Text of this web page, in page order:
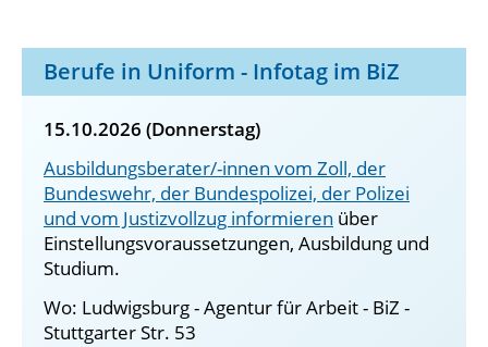
Berufe in Uniform - Infotag im BiZ
15.10.2026 (Donnerstag)
Ausbildungsberater/-innen vom Zoll, der
Bundeswehr, der Bundespolizei, der Polizei
und vom Justizvollzug informieren über
Einstellungsvoraussetzungen, Ausbildung und
Studium.
Wo: Ludwigsburg - Agentur für Arbeit - BiZ -
Stuttgarter Str. 53